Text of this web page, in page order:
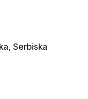
Serbiska